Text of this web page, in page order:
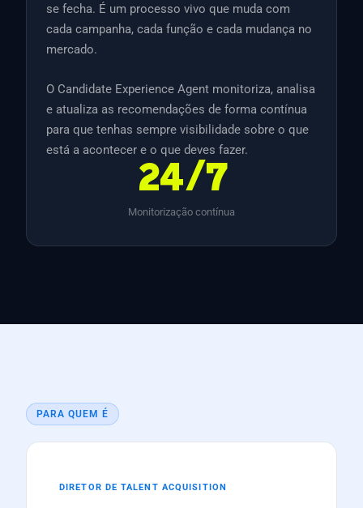
se fecha. É um processo vivo que muda com
cada campanha, cada função e cada mudança no
mercado.
O Candidate Experience Agent monitoriza, analisa
e atualiza as recomendações de forma contínua
para que tenhas sempre visibilidade sobre o que
está a acontecer e o que deves fazer.
24/7
Monitorização contínua
PARA QUEM É
DIRETOR DE TALENT ACQUISITION